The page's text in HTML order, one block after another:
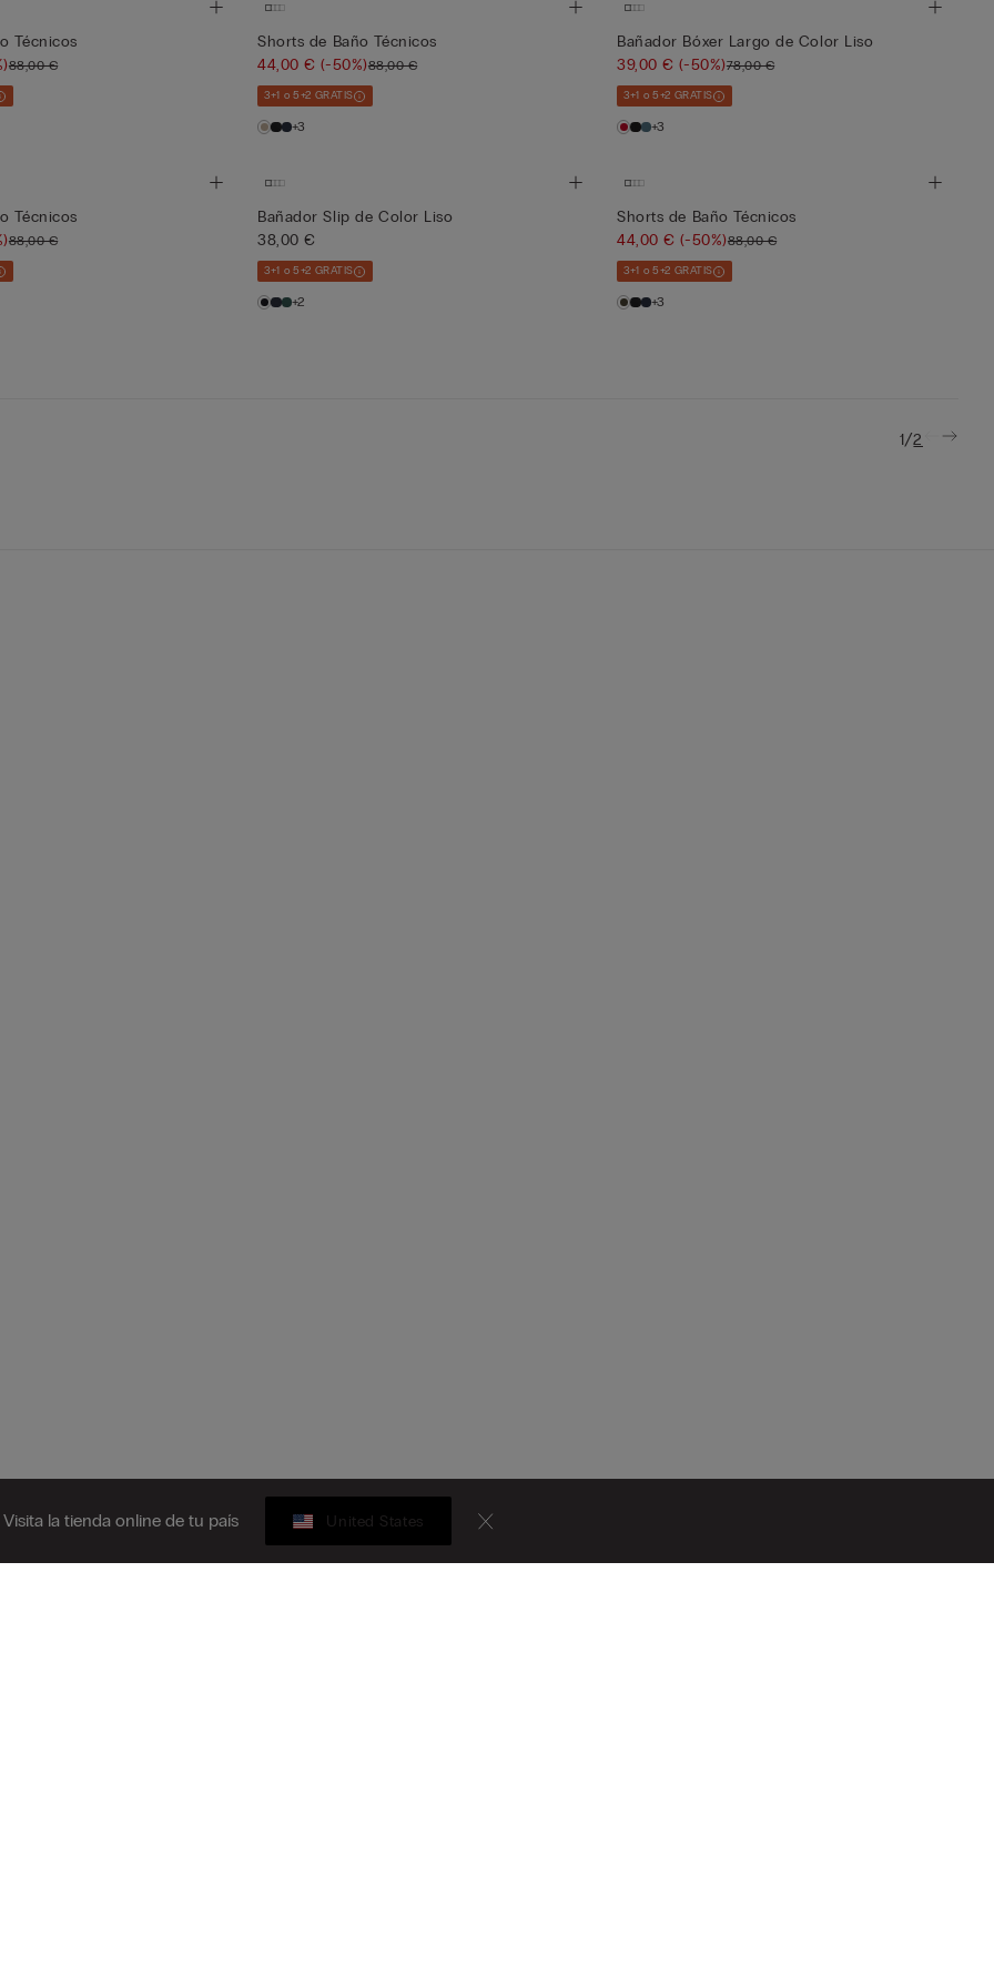
Técnicos
88,00 €
Shorts de Baño Técnicos
44,00 €(-50%)88,00 €
3+1 o 5+2 GRATIS
+3
Bañador Bóxer Largo de Color Liso
39,00 €(-50%)78,00 €
3+1 o 5+2 GRATIS
+3
Técnicos
88,00 €
Bañador Slip de Color Liso
38,00 €
3+1 o 5+2 GRATIS
+2
Shorts de Baño Técnicos
44,00 €(-50%)88,00 €
3+1 o 5+2 GRATIS
+3
1/2
Visita la tienda online de tu país United States